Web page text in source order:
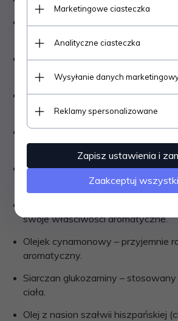
o szczególnych potrzebach.
Olej z sosny – składnik
uzyskania efektu odświeżenia.
Propolis – naturalny składnik
kosmetykach.
Siarczan chondroityny – obecny w
pielęgnacji skóry w okolicach
Olejek eukaliptusowy – nadaje
Olejek tymiankowy –
swoje właściwości aromatyczne.
Olejek cynamonowy – przyjemnie
aromatyczny.
Siarczan glukozaminy –
ciała.
Olej z nasion szałwii hiszpańskiej
Marketingowe ciasteczka
Analityczne ciasteczka
Wysyłanie danych
Reklamy spersonalizowane
Zapisz ustawienia i
Zaakceptuj